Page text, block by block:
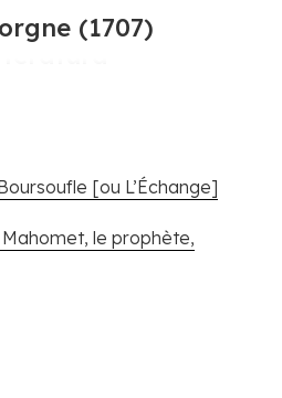
em
(1707)
[ou L’Échange]
le prophète,